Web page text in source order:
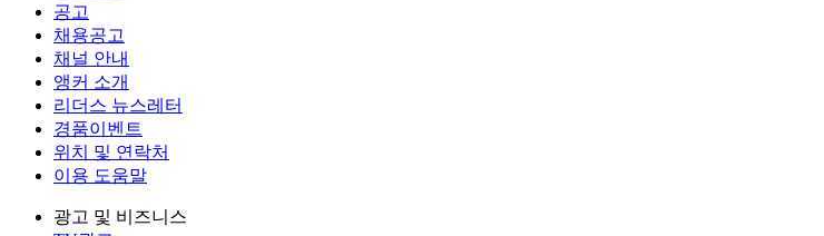
공고
채용공고
채널 안내
앵커 소개
리더스 뉴스레터
경품이벤트
위치 및 연락처
이용 도움말
광고 및 비즈니스